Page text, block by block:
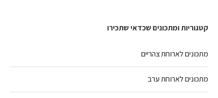
קטגוריות ומתכונים שכדאי שתכירו
מתכונים לארוחת צהריים
מתכונים לארוחת ערב